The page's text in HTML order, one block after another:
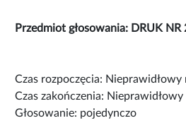
Przedmiot głosowania: DRUK
Czas rozpoczęcia: Nieprawidłowy
Czas zakończenia: Nieprawidłowy
Głosowanie: pojedynczo